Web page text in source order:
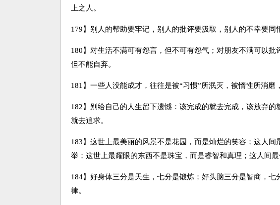
上之人。
179】别人的帮助要牢记，别人的批评要汲取，别人的不幸要同
180】对生活不满可有怨言，但不可有怨气；对朋友不满可以批
但不能自弃。
181】一些人没能成才，往往是被“习惯”所泯灭，被惰性所消磨
182】别给自己的人生留下遗憾：该完成的就去完成，该放弃
就去追求。
183】这世上最美丽的风景不是花园，而是灿烂的笑容；这人
举；这世上最耀眼的东西不是珠宝，而是睿智和真理；这人间
184】好身体三分是天生，七分是锻炼；好头脑三分是智商，
律。